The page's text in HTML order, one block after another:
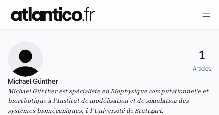
1
Articles
Michael Günther
Michael Günther est spécialiste en Biophysique computationnelle et
biorobotique à l’Institut de modélisation et de simulation des
systèmes biomécaniques, à l’Université de Stuttgart.